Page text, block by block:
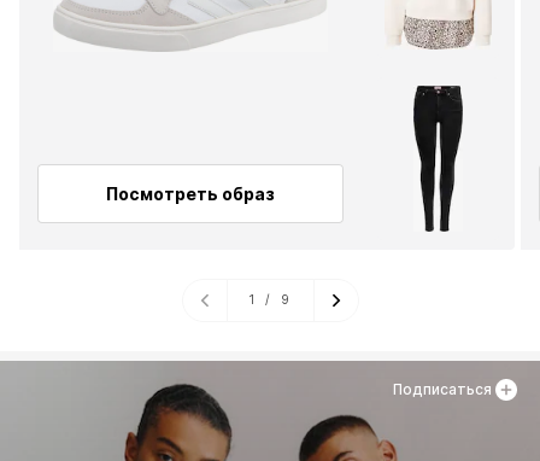
Посмотреть образ
1 / 9
Подписаться